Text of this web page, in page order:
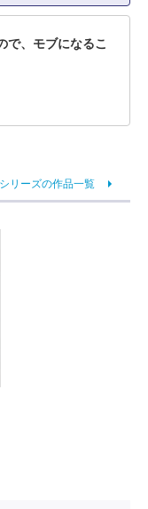
で、モブになるこ
リーズの作品一覧